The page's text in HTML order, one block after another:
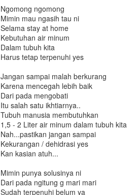
Ngomong ngomong
Mimin mau ngasih tau ni
Selama stay at home
Kebutuhan air minum
Dalam tubuh kita
Harus tetap terpenuhi yes
Jangan sampai malah berkurang
Karena mencegah lebih baik
Dari pada mengobati
Itu salah satu ikhtiarnya..
Tubuh manusia membutuhkan
1,5 - 2 Liter air minum dalam tubuh kita
Nah...pastikan jangan sampai
Kekurangan / dehidrasi yes
Kan kasian atuh...
Mimin punya solusinya ni
Dari pada ngitung g mari mari
Sudah terpenuhi belum ya